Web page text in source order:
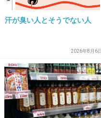
薄毛は仕方ないけど
こと！なので、自己管
18. 匿名2014/05/07(水) 00:02:55
歯科医は女医ではあ
汗が臭い人とそうでない人
2026年8月6日